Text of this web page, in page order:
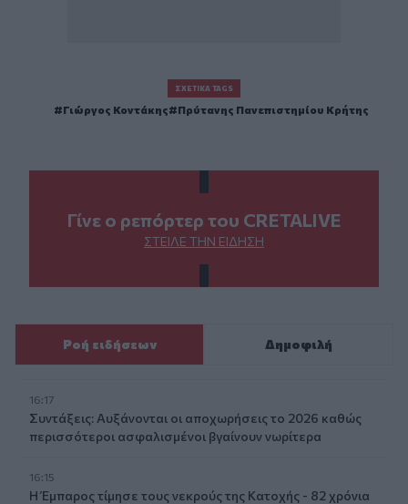
ΣΧΕΤΙΚΆ TAGS
Γιώργος Κοντάκης Πρύτανης Πανεπιστημίου Κρήτης
Γίνε ο ρεπόρτερ του CRETALIVE
ΣΤΕΊΛΕ ΤΗΝ ΕΊΔΗΣΗ
Ροή ειδήσεων Δημοφιλή
16:17
Συντάξεις: Αυξάνονται οι αποχωρήσεις το 2026 καθώς
περισσότεροι ασφαλισμένοι βγαίνουν νωρίτερα
16:15
Η Έμπαρος τίμησε τους νεκρούς της Κατοχής - 82 χρόνια